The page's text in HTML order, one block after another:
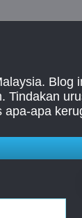
Blog
Tindakan
apa